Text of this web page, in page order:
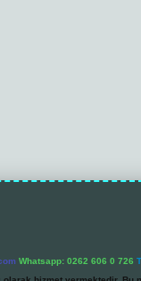
Whatsapp: 0262 606 0 726